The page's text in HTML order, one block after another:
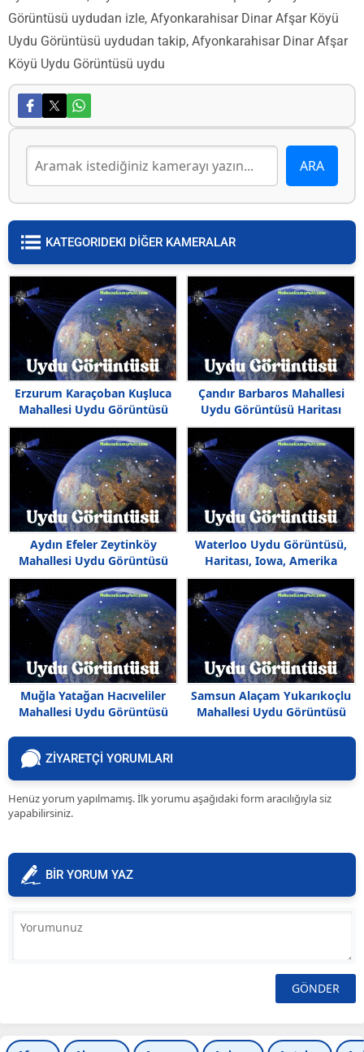
Görüntüsü uydudan izle, Afyonkarahisar Dinar Afşar Köyü
Uydu Görüntüsü uydudan takip, Afyonkarahisar Dinar Afşar
Köyü Uydu Görüntüsü uydu
KATEGORIDEKI DİĞER KAMERALAR
Erzurum Karaçoban Kuşluca
Mahallesi Uydu Görüntüsü
Haritası
Çandır Barbaros Mahallesi
Uydu Görüntüsü Haritası
Aydın Efeler Zeytinköy
Mahallesi Uydu Görüntüsü
Waterloo Uydu Görüntüsü,
Haritası, Iowa, Amerika
Muğla Yatağan Hacıveliler
Mahallesi Uydu Görüntüsü
Samsun Alaçam Yukarıkoçlu
Mahallesi Uydu Görüntüsü
ZİYARETÇİ YORUMLARI
Henüz yorum yapılmamış. İlk yorumu aşağıdaki form aracılığıyla siz
yapabilirsiniz.
BİR YORUM YAZ